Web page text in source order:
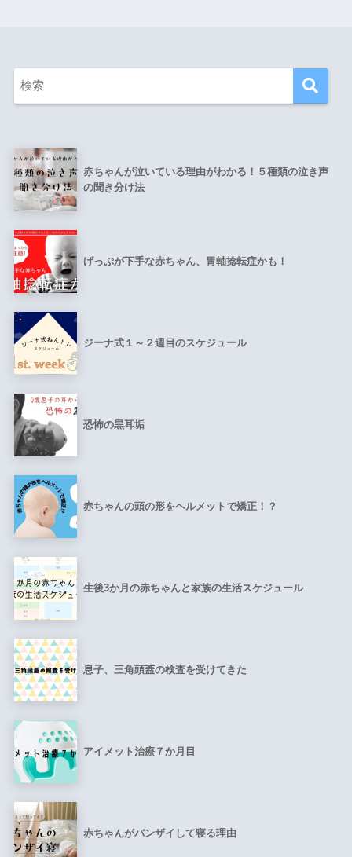
赤ちゃんが泣いている理由がわかる！５種類の泣き声
の聞き分け法
げっぷが下手な赤ちゃん、胃軸捻転症かも！
ジーナ式１～２週目のスケジュール
恐怖の黒耳垢
赤ちゃんの頭の形をヘルメットで矯正！？
生後3か月の赤ちゃんと家族の生活スケジュール
息子、三角頭蓋の検査を受けてきた
アイメット治療７か月目
赤ちゃんがバンザイして寝る理由